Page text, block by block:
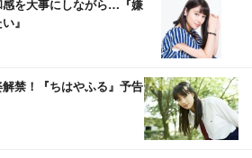
を大事にしながら…『嫌
』
禁！『ちはやふる』予告